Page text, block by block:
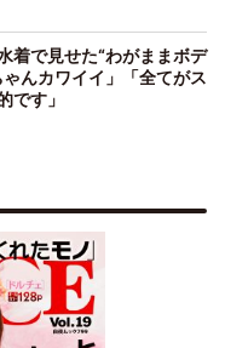
着で見せた“わがままボデ
んカワイイ」「全てがス
です」